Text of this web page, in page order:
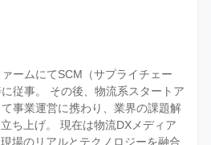
ームにてSCM（サプライチェー
従事。 その後、物流系スタートア
事業運営に携わり、業界の課題解
ち上げ。 現在は物流DXメディア
場のリアルとテクノロジーを融合